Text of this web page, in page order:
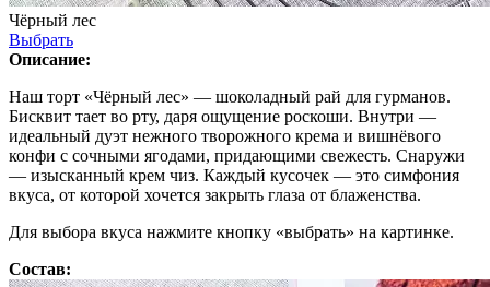
Чёрный лес
Выбрать
Описание:
Наш торт «Чёрный лес» — шоколадный рай для гурманов.
Бисквит тает во рту, даря ощущение роскоши. Внутри —
идеальный дуэт нежного творожного крема и вишнёвого
конфи с сочными ягодами, придающими свежесть. Снаружи
— изысканный крем чиз. Каждый кусочек — это симфония
вкуса, от которой хочется закрыть глаза от блаженства.
Для выбора вкуса нажмите кнопку «выбрать» на картинке.
Состав: